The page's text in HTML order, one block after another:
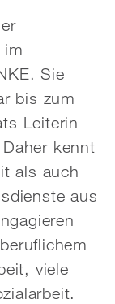
im
Sie
bis zum
Leiterin
kennt
als auch
aus
viele